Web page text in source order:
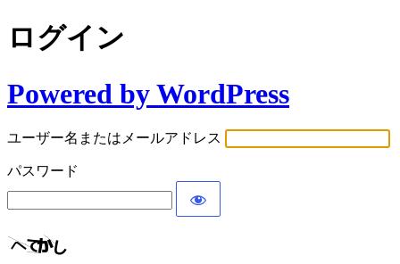
ログイン
Powered by WordPress
ユーザー名またはメールアドレス
パスワード